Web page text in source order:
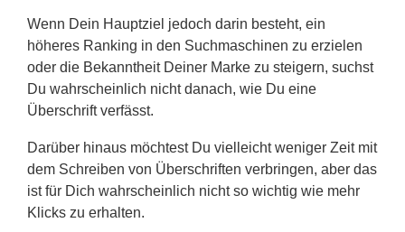
Wenn Dein Hauptziel jedoch darin besteht, ein
höheres Ranking in den Suchmaschinen zu erzielen
oder die Bekanntheit Deiner Marke zu steigern, suchst
Du wahrscheinlich nicht danach, wie Du eine
Überschrift verfässt.
Darüber hinaus möchtest Du vielleicht weniger Zeit mit
dem Schreiben von Überschriften verbringen, aber das
ist für Dich wahrscheinlich nicht so wichtig wie mehr
Klicks zu erhalten.